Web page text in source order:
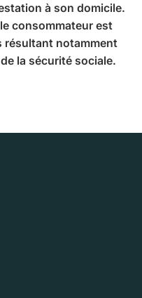
à son domicile.
consommateur est
résultant notamment
la sécurité sociale.